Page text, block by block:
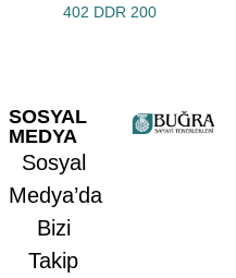
402 DDR 200
SOSYAL
MEDYA
Sosyal
Medya’da
Bizi
Takip